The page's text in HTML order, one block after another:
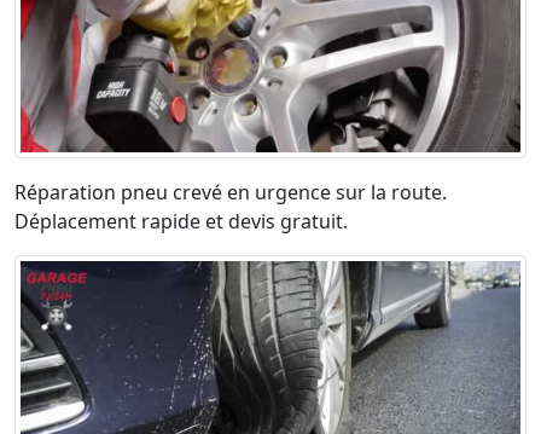
Réparation pneu crevé en urgence sur la route.
Déplacement rapide et devis gratuit.